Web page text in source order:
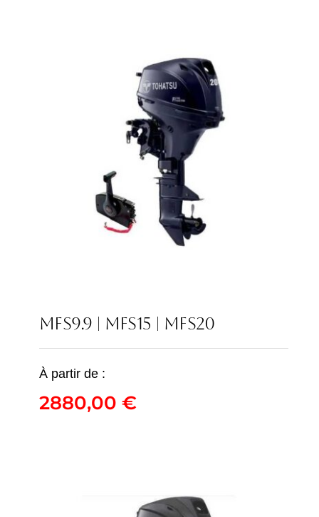
MFS9.9 | MFS15 | MFS20
MFS9.9 | MFS15 | MFS20
À partir de :
2880,00 €